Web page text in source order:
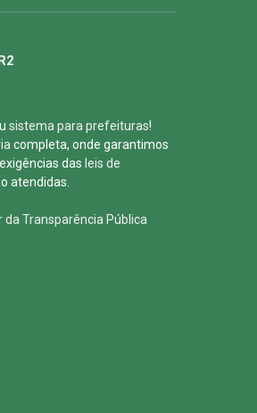
sistema para prefeituras!
completa, onde garantimos
das leis de
atendidas.
da Transparência Pública